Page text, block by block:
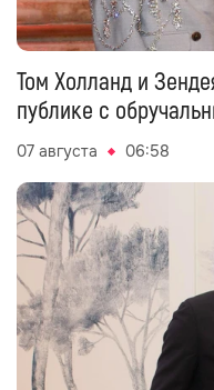
Том Холланд и
публике с
07 августа 06:58